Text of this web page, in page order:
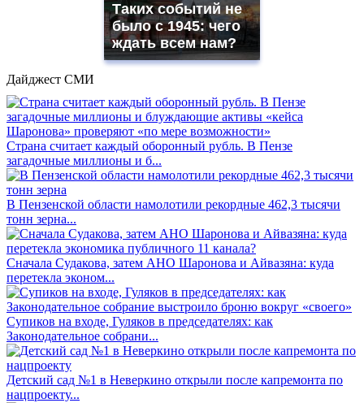
Таких событий не
было с 1945: чего
ждать всем нам?
Дайджест СМИ
Страна считает каждый оборонный рубль. В Пензе
загадочные миллионы и б...
В Пензенской области намолотили рекордные 462,3 тысячи
тонн зерна...
Сначала Судакова, затем АНО Шаронова и Айвазяна: куда
перетекла эконом...
Супиков на входе, Гуляков в председателях: как
Законодательное собрани...
Детский сад №1 в Неверкино открыли после капремонта по
нацпроекту...